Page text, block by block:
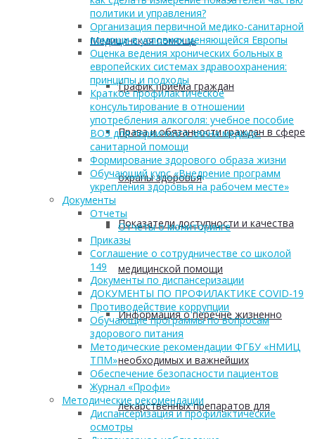
Медицинская помощь
График приема граждан
Права и обязанности граждан в сфере
охраны здоровья
Показатели доступности и качества
медицинской помощи
Информация о перечне жизненно
необходимых и важнейших
лекарственных препаратов для
политики и управления?
Организация первичной медико-санитарной
помощи в условиях меняющейся Европы
Оценка ведения хронических больных в
европейских системах здравоохранения:
принципы и подходы
Краткое профилактическое
консультирование в отношении
употребления алкоголя: учебное пособие
ВОЗ для первичного звена медико-
санитарной помощи
Формирование здорового образа жизни
Обучающий курс «Внедрение программ
укрепления здоровья на рабочем месте»
Документы
Отчеты
Отчеты о мониторинге
Приказы
Соглашение о сотрудничестве со школой
149
Документы по диспансеризации
ДОКУМЕНТЫ ПО ПРОФИЛАКТИКЕ COVID-19
Противодействие коррупции
Обучающие программы по вопросам
здорового питания
Методические рекомендации ФГБУ «НМИЦ
ТПМ»
Обеспечение безопасности пациентов
Журнал «Профи»
Методические рекомендации
Диспансеризация и профилактические
осмотры